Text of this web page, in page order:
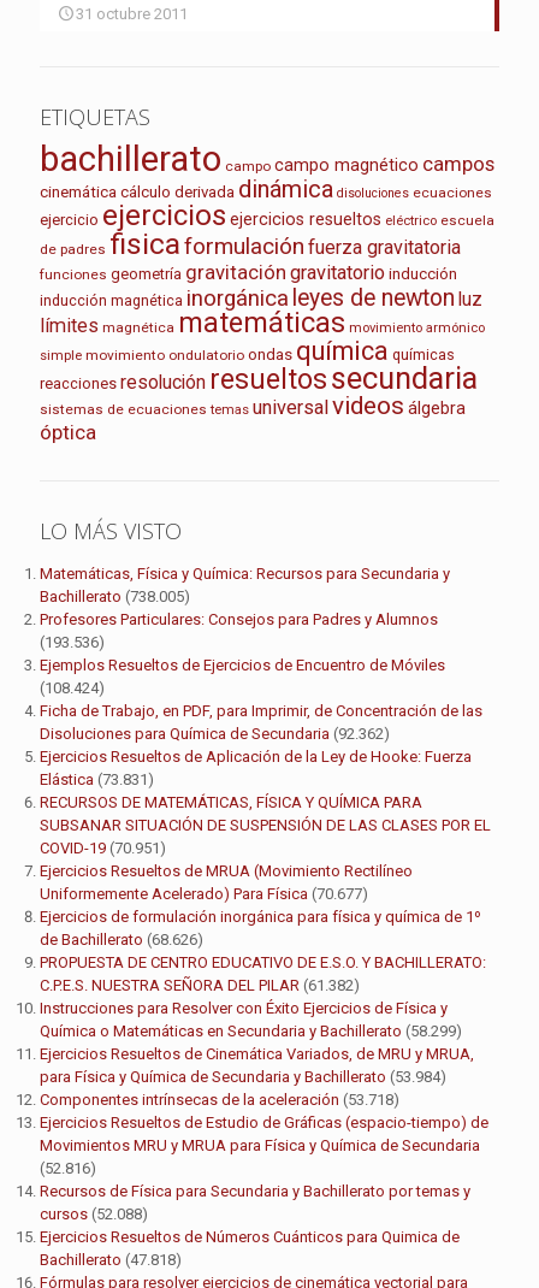
31 octubre 2011
ETIQUETAS
bachillerato campo campo magnético campos
cinemática cálculo derivada dinámica disoluciones ecuaciones
ejercicio ejercicios ejercicios resueltos eléctrico escuela
de padres fisicaformulación fuerza gravitatoria
funciones geometría gravitación gravitatorio inducción
inducción magnética inorgánica leyes de newton luz
límites magnética matemáticas movimiento armónico
simple movimiento ondulatorio ondas química químicas
reacciones resolución resueltossecundaria
sistemas de ecuaciones temas universal videos álgebra
óptica
LO MÁS VISTO
Matemáticas, Física y Química: Recursos para Secundaria y
Bachillerato (738.005)
Profesores Particulares: Consejos para Padres y Alumnos
(193.536)
Ejemplos Resueltos de Ejercicios de Encuentro de Móviles
(108.424)
Ficha de Trabajo, en PDF, para Imprimir, de Concentración de las
Disoluciones para Química de Secundaria (92.362)
Ejercicios Resueltos de Aplicación de la Ley de Hooke: Fuerza
Elástica (73.831)
RECURSOS DE MATEMÁTICAS, FÍSICA Y QUÍMICA PARA
SUBSANAR SITUACIÓN DE SUSPENSIÓN DE LAS CLASES POR EL
COVID-19 (70.951)
Ejercicios Resueltos de MRUA (Movimiento Rectilíneo
Uniformemente Acelerado) Para Física (70.677)
Ejercicios de formulación inorgánica para física y química de 1º
de Bachillerato (68.626)
PROPUESTA DE CENTRO EDUCATIVO DE E.S.O. Y BACHILLERATO:
C.P.E.S. NUESTRA SEÑORA DEL PILAR (61.382)
Instrucciones para Resolver con Éxito Ejercicios de Física y
Química o Matemáticas en Secundaria y Bachillerato (58.299)
Ejercicios Resueltos de Cinemática Variados, de MRU y MRUA,
para Física y Química de Secundaria y Bachillerato (53.984)
Componentes intrínsecas de la aceleración (53.718)
Ejercicios Resueltos de Estudio de Gráficas (espacio-tiempo) de
Movimientos MRU y MRUA para Física y Química de Secundaria
(52.816)
Recursos de Física para Secundaria y Bachillerato por temas y
cursos (52.088)
Ejercicios Resueltos de Números Cuánticos para Quimica de
Bachillerato (47.818)
Fórmulas para resolver ejercicios de cinemática vectorial para